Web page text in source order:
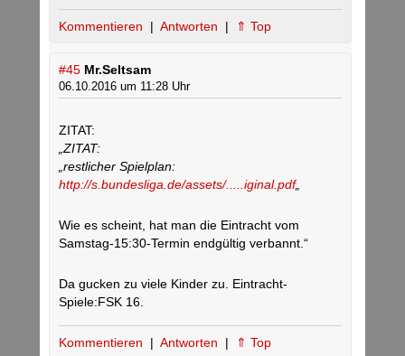
Kommentieren | Antworten | ⇑ Top
#45 Mr.Seltsam
06.10.2016 um 11:28 Uhr
ZITAT:
„ZITAT:
„restlicher Spielplan:
http://s.bundesliga.de/assets/.....iginal.pdf„
Wie es scheint, hat man die Eintracht vom
Samstag-15:30-Termin endgültig verbannt.“
Da gucken zu viele Kinder zu. Eintracht-
Spiele:FSK 16.
Kommentieren | Antworten | ⇑ Top